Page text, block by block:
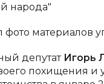
народа"
материалов
депутат Игорь
похищения и